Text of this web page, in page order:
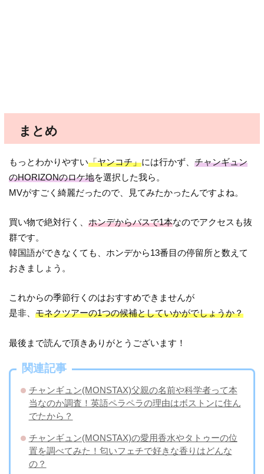
まとめ
もっとわかりやすい「ヤンコチ」には行かず、チャンギュン
のHORIZONのロケ地を選択した我ら。
MVがすごく綺麗だったので、見てみたかったんですよね。
買い物で絶対行く、ホンデからバスで1本なのでアクセスも抜
群です。
韓国語ができなくても、ホンデから13番目の停留所と数えて
おきましょう。
これからの季節行くのはおすすめできませんが
是非、モネクツアーの1つの候補としていかがでしょうか？
最後まで読んで頂きありがとうございます！
関連記事
チャンギュン(MONSTAX)父親の名前や科学者って本
当なのか調査！英語ペラペラの理由はボストンに住ん
でたから？
チャンギュン(MONSTAX)の愛用香水やタトゥーの位
置を調べてみた！匂いフェチで好きな香りはどんな
の？